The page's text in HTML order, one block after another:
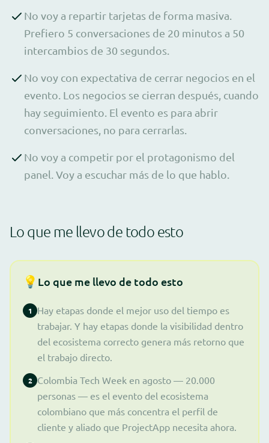
No voy a repartir tarjetas de forma masiva.
Prefiero 5 conversaciones de 20 minutos a 50
intercambios de 30 segundos.
No voy con expectativa de cerrar negocios en el
evento. Los negocios se cierran después, cuando
hay seguimiento. El evento es para abrir
conversaciones, no para cerrarlas.
No voy a competir por el protagonismo del
panel. Voy a escuchar más de lo que hablo.
Lo que me llevo de todo esto
💡 Lo que me llevo de todo esto
1
Hay etapas donde el mejor uso del tiempo es
trabajar. Y hay etapas donde la visibilidad dentro
del ecosistema correcto genera más retorno que
el trabajo directo.
2 Colombia Tech Week en agosto — 20.000
personas — es el evento del ecosistema
colombiano que más concentra el perfil de
cliente y aliado que ProjectApp necesita ahora.